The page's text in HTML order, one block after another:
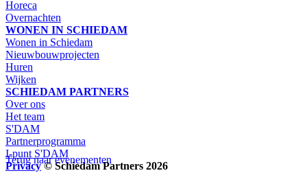
Terug naar evenementen
Horeca
Overnachten
WONEN IN SCHIEDAM
Wonen in Schiedam
Nieuwbouwprojecten
Huren
Wijken
SCHIEDAM PARTNERS
Over ons
Het team
S'DAM
Partnerprogramma
I-punt S'DAM
Privacy © Schiedam Partners 2026